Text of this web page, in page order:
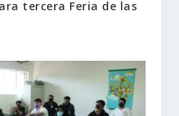
tercera Feria de las